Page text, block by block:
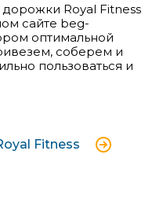
Royal Fitness
сайте beg-
оптимальной
соберем и
пользоваться и
Fitness